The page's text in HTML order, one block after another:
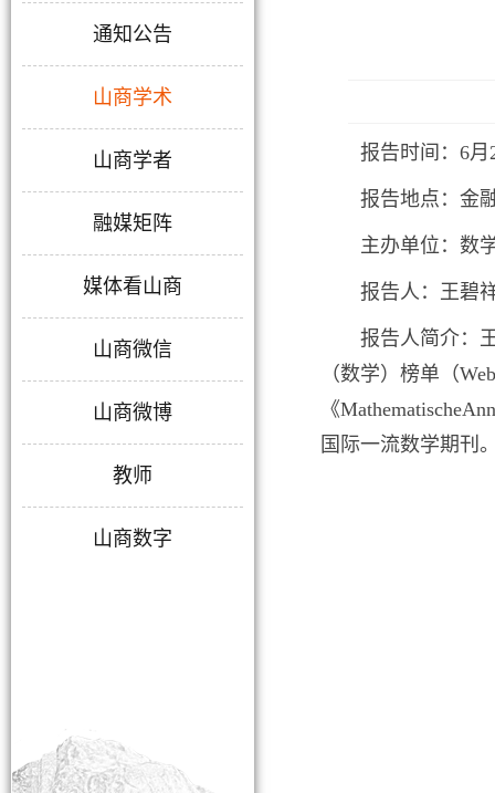
通知公告
山商学术
山商学者
融媒矩阵
媒体看山商
山商微信
山商微博
教师
山商数字
报告时间：6
报告地点：金
主办单位：数
报告人：王碧
报告人简介：
（数学）榜单（
《
国际一流数学期刊